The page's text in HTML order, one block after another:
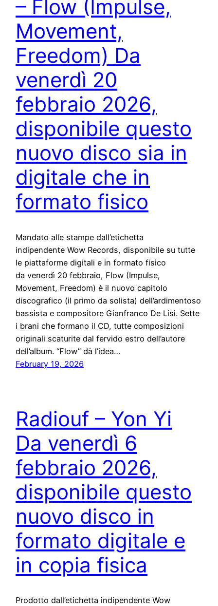
– Flow (Impulse,
Movement,
Freedom) Da
venerdì 20
febbraio 2026,
disponibile questo
nuovo disco sia in
digitale che in
formato fisico
Mandato alle stampe dall’etichetta
indipendente Wow Records, disponibile su tutte
le piattaforme digitali e in formato fisico
da venerdì 20 febbraio, Flow (Impulse,
Movement, Freedom) è il nuovo capitolo
discografico (il primo da solista) dell’ardimentoso
bassista e compositore Gianfranco De Lisi. Sette
i brani che formano il CD, tutte composizioni
originali scaturite dal fervido estro dell’autore
dell’album. “Flow” dà l’idea…
February 19, 2026
Radiouf – Yon Yi
Da venerdì 6
febbraio 2026,
disponibile questo
nuovo disco in
formato digitale e
in copia fisica
Prodotto dall’etichetta indipendente Wow